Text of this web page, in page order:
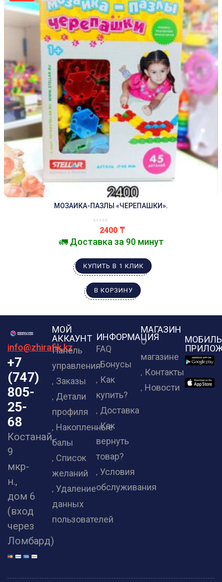
МОЗАИКА-ПАЗЛЫ «ЧЕРЕПАШКИ».
2400 ₸
🚛 Доставка за 90 минут
КУПИТЬ В 1 КЛИК
В КОРЗИНУ
info@zhirafik.kz
+7
(747)
805-
25-
68
Костанай,
9
мкр-
н.,
дом 6
(вход
через
Ломбард)
МОЙ
АККАУНТ
Панель
управления
Заказы
Детали
профиля
Накопленные
балы
Список
желаний
Удаление
данных
пользователей
ИНФОРМАЦИЯ
FAQ
Бонусы
Как
купить?
Доставка
Как
вернуть
товар?
Условия
обслуживания
МАГАЗИН
О
магазине
Контакты
Новости